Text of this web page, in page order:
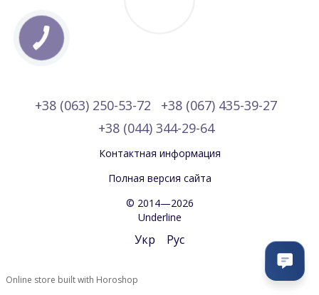
+38 (063) 250-53-72
+38 (067) 435-39-27
+38 (044) 344-29-64
Контактная информация
Полная версия сайта
© 2014—2026
Underline
Укр Рус
Online store built with Horoshop